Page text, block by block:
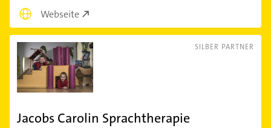
Webseite
SILBER PARTNER
Jacobs Carolin Sprachtherapie